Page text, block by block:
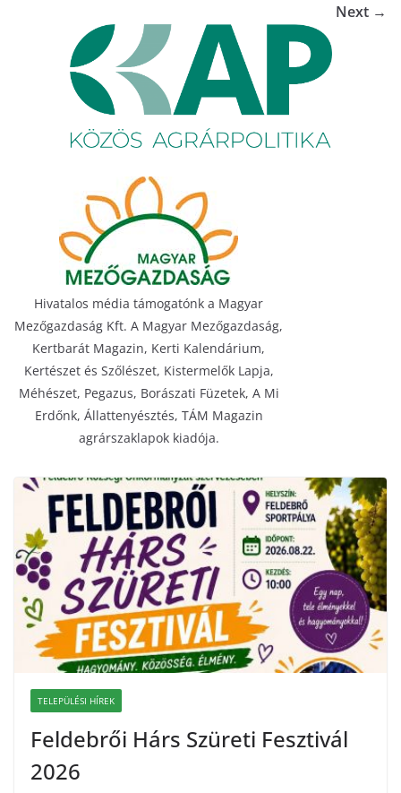
Next →
Hivatalos média támogatónk a Magyar
Mezőgazdaság Kft. A Magyar Mezőgazdaság,
Kertbarát Magazin, Kerti Kalendárium,
Kertészet és Szőlészet, Kistermelők Lapja,
Méhészet, Pegazus, Borászati Füzetek, A Mi
Erdőnk, Állattenyésztés, TÁM Magazin
agrárszaklapok kiadója.
TELEPÜLÉSI HÍREK
Feldebrői Hárs Szüreti Fesztivál
2026